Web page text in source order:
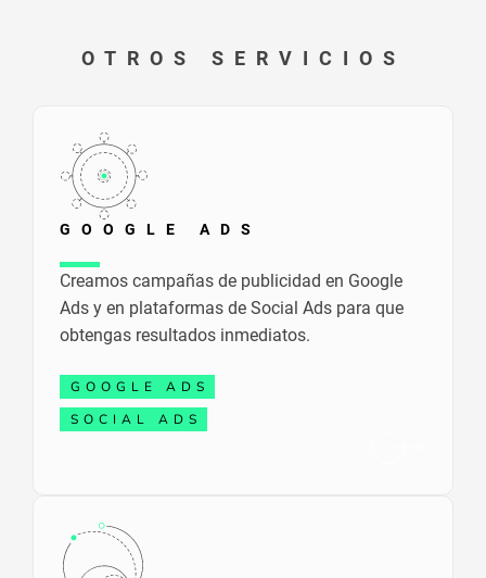
OTROS SERVICIOS
GOOGLE ADS
Creamos campañas de publicidad en Google
Ads y en plataformas de Social Ads para que
obtengas resultados inmediatos.
GOOGLE ADS
SOCIAL ADS